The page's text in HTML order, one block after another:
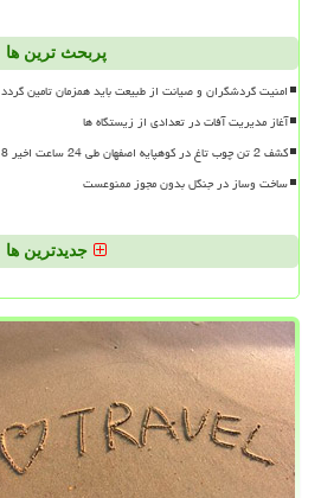
پربحث ترین ها
امنیت گردشگران و صیانت از طبیعت باید همزمان تامین گردد
آغاز مدیریت آفات در تعدادی از زیستگاه ها
کشف 2 تن چوب تاغ در کوهپایه اصفهان طی 24 ساعت اخیر 8 نفر دستگیر شدند
ساخت وساز در جنگل بدون مجوز ممنوعست
جدیدترین ها